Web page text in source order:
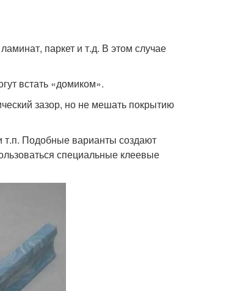
паркет и т.д. В этом случае
встать «домиком».
зазор, но не мешать покрытию
т.п. Подобные варианты создают
специальные клеевые